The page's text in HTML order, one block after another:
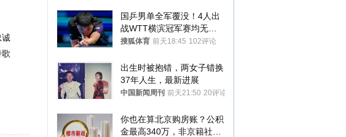
国乒男单全军覆没！4人出
战WTT横滨冠军赛均无缘
八强
搜狐体育 前天18:45 102评论
出生时被抱错，两女子错换
37年人生，最新进展
中国新闻周刊 前天21:50 20评论
你也在算北京购房账？公积
金最高340万，非京籍社保